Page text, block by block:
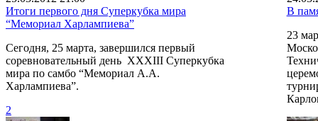
Итоги первого дня Суперкубка мира
“Мемориал Харлампиева”
Сегодня, 25 марта, завершился первый
соревновательный день XXXIII Суперкубка
мира по самбо “Мемориал А.А.
Харлампиева”.
2
В
23